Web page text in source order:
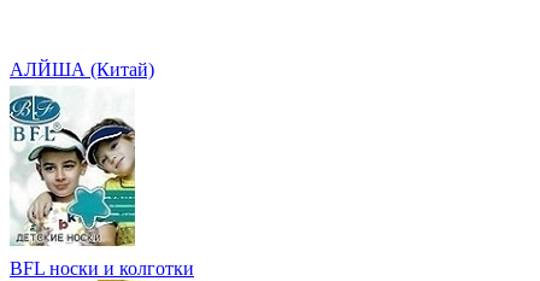
АЛЙША (Китай)
BFL носки и колготки